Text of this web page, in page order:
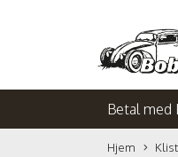
Betal med
Hjem